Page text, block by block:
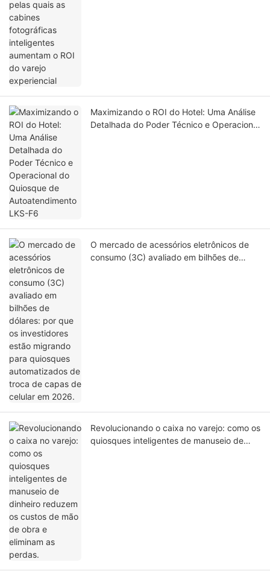
Maximizando o ROI do Hotel: Uma Análise
Detalhada do Poder Técnico e Operacional
O mercado de acessórios eletrônicos de
consumo (3C) avaliado em bilhões de
Revolucionando o caixa no varejo: como os
quiosques inteligentes de manuseio de